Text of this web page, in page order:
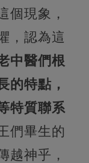
個現象，
，認為這
中醫們根
的特點，
特質聯系
們畢生的
越神乎，